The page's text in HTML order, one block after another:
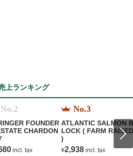
上ランキング
No.2
FOUNDER
CHARDON
incl. tax
No.3
ATLANTIC SALMON B
LOCK ( FARM RAISED
)
¥2,938 incl. tax